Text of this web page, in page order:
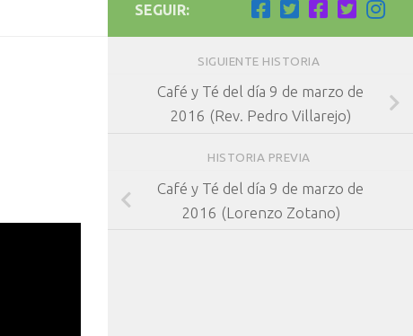
SEGUIR:
SIGUIENTE HISTORIA
Café y Té del día 9 de marzo de
2016 (Rev. Pedro Villarejo)
HISTORIA PREVIA
Café y Té del día 9 de marzo de
2016 (Lorenzo Zotano)